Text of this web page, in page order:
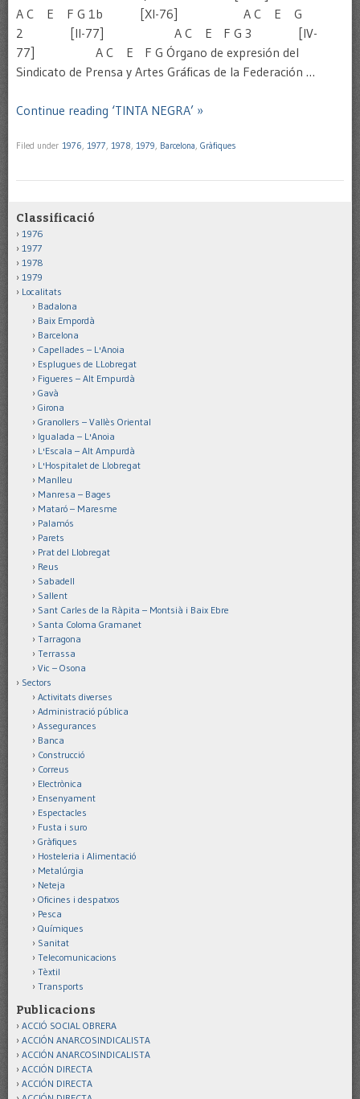
A C E F G 1b [XI-76] A C E G
2 [II-77] A C E F G 3 [IV-
77] A C E F G Órgano de expresión del
Sindicato de Prensa y Artes Gráficas de la Federación …
Continue reading ‘TINTA NEGRA’ »
Filed under 1976, 1977, 1978, 1979, Barcelona, Gràfiques
Classificació
1976
1977
1978
1979
Localitats
Badalona
Baix Empordà
Barcelona
Capellades – L'Anoia
Esplugues de LLobregat
Figueres – Alt Empurdà
Gavà
Girona
Granollers – Vallès Oriental
Igualada – L'Anoia
L'Escala – Alt Ampurdà
L'Hospitalet de Llobregat
Manlleu
Manresa – Bages
Mataró – Maresme
Palamós
Parets
Prat del Llobregat
Reus
Sabadell
Sallent
Sant Carles de la Ràpita – Montsià i Baix Ebre
Santa Coloma Gramanet
Tarragona
Terrassa
Vic – Osona
Sectors
Activitats diverses
Administració pública
Assegurances
Banca
Construcció
Correus
Electrònica
Ensenyament
Espectacles
Fusta i suro
Gràfiques
Hosteleria i Alimentació
Metalúrgia
Neteja
Oficines i despatxos
Pesca
Químiques
Sanitat
Telecomunicacions
Tèxtil
Transports
Publicacions
ACCIÓ SOCIAL OBRERA
ACCIÓN ANARCOSINDICALISTA
ACCIÓN ANARCOSINDICALISTA
ACCIÓN DIRECTA
ACCIÓN DIRECTA